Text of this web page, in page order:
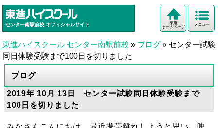
センター南駅前校 オフィシャルサイト メニュー
東進
ホームページ
東進ハイスクール センター南駅前校 » ブログ » センター試験
同日体験受験まで100日を切りました
ブログ
2019年 10月 13日 センター試験同日体験受験まで
100日を切りました
みなさんこんにちは。最近携帯離れしようと思い、映